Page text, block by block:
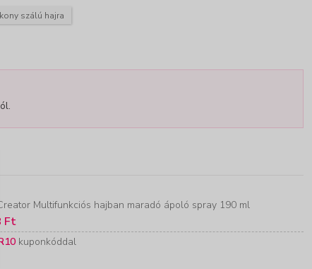
szálú hajra
Multifunkciós hajban maradó ápoló spray 190 ml
Ft
kuponkóddal